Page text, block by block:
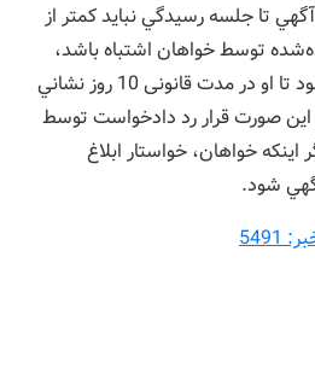
تا جلسه رسيدگي نبايد كمتر از
توسط خواهان اشتباه باشد،
اوراق به خواهان اعاده مي‌شود تا او در مدت قانونی 10 روز نشاني
این صورت قرار رد دادخواست توسط
خواهان، خواستار ابلاغ
شود.